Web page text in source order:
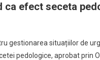
ca efect seceta
gestionarea situațiilor de
pedologice, aprobat prin